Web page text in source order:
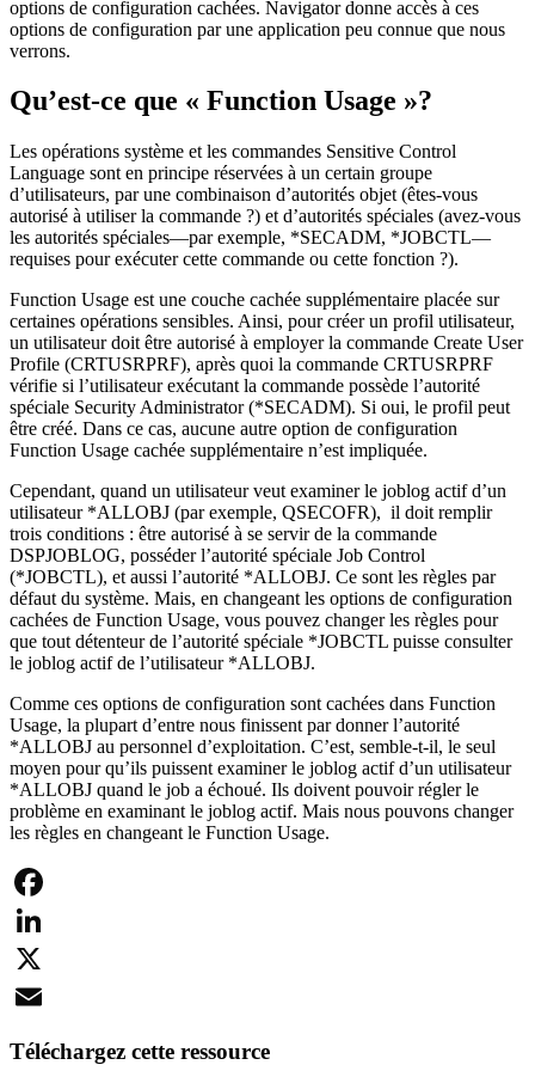
options de configuration cachées. Navigator donne accès à ces
options de configuration par une application peu connue que nous
verrons.
Qu’est-ce que « Function Usage »?
Les opérations système et les commandes Sensitive Control
Language sont en principe réservées à un certain groupe
d’utilisateurs, par une combinaison d’autorités objet (êtes-vous
autorisé à utiliser la commande ?) et d’autorités spéciales (avez-vous
les autorités spéciales—par exemple, *SECADM, *JOBCTL—
requises pour exécuter cette commande ou cette fonction ?).
Function Usage est une couche cachée supplémentaire placée sur
certaines opérations sensibles. Ainsi, pour créer un profil utilisateur,
un utilisateur doit être autorisé à employer la commande Create User
Profile (CRTUSRPRF), après quoi la commande CRTUSRPRF
vérifie si l’utilisateur exécutant la commande possède l’autorité
spéciale Security Administrator (*SECADM). Si oui, le profil peut
être créé. Dans ce cas, aucune autre option de configuration
Function Usage cachée supplémentaire n’est impliquée.
Cependant, quand un utilisateur veut examiner le joblog actif d’un
utilisateur *ALLOBJ (par exemple, QSECOFR), il doit remplir
trois conditions : être autorisé à se servir de la commande
DSPJOBLOG, posséder l’autorité spéciale Job Control
(*JOBCTL), et aussi l’autorité *ALLOBJ. Ce sont les règles par
défaut du système. Mais, en changeant les options de configuration
cachées de Function Usage, vous pouvez changer les règles pour
que tout détenteur de l’autorité spéciale *JOBCTL puisse consulter
le joblog actif de l’utilisateur *ALLOBJ.
Comme ces options de configuration sont cachées dans Function
Usage, la plupart d’entre nous finissent par donner l’autorité
*ALLOBJ au personnel d’exploitation. C’est, semble-t-il, le seul
moyen pour qu’ils puissent examiner le joblog actif d’un utilisateur
*ALLOBJ quand le job a échoué. Ils doivent pouvoir régler le
problème en examinant le joblog actif. Mais nous pouvons changer
les règles en changeant le Function Usage.
Facebook
LinkedIn
X
Téléchargez cette ressource